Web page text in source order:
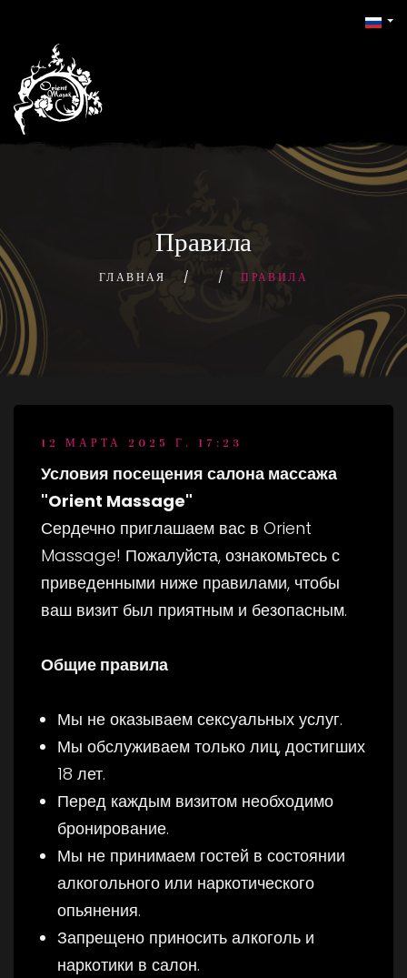
Правила
ГЛАВНАЯ ПРАВИЛА
12 МАРТА 2025 Г. 17:23
Условия посещения салона массажа
"Orient Massage"
Сердечно приглашаем вас в Orient
Massage! Пожалуйста, ознакомьтесь с
приведенными ниже правилами, чтобы
ваш визит был приятным и безопасным.
Общие правила
Мы не оказываем сексуальных услуг.
Мы обслуживаем только лиц, достигших
18 лет.
Перед каждым визитом необходимо
бронирование.
Мы не принимаем гостей в состоянии
алкогольного или наркотического
опьянения.
Запрещено приносить алкоголь и
наркотики в салон.